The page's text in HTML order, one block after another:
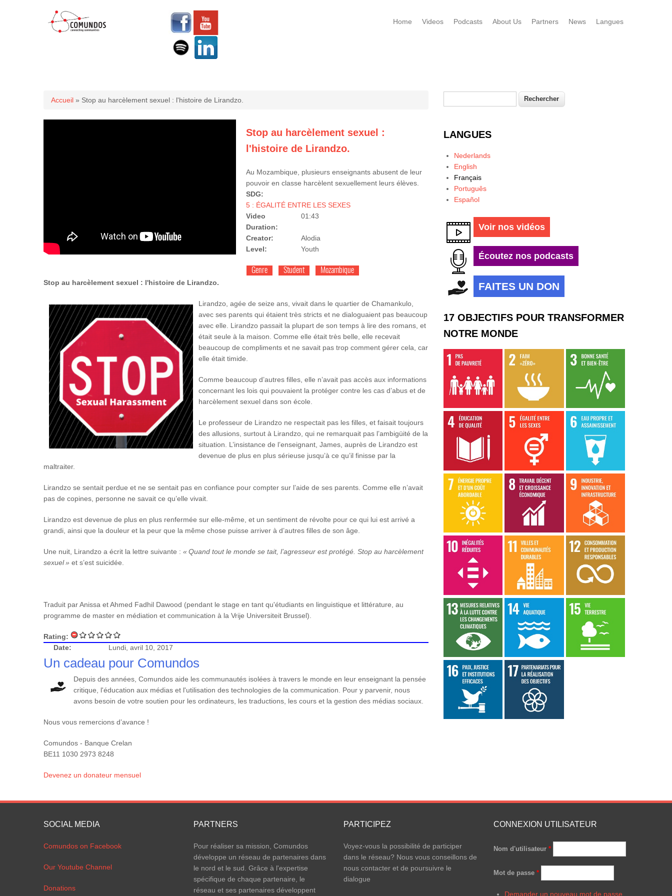
Home Videos Podcasts About Us Partners News Langues
Vous êtes ici
Accueil » Stop au harcèlement sexuel : l'histoire de Lirandzo.
Stop au harcèlement sexuel :
l'histoire de Lirandzo.
Au Mozambique, plusieurs enseignants abusent de leur
pouvoir en classe harcèlent sexuellement leurs élèves.
SDG:
5 : ÉGALITÉ ENTRE LES SEXES
Video
Duration:
01:43
Creator:
Alodia
Level:
Youth
Genre Student
Mozambique
Stop au harcèlement sexuel : l'histoire de Lirandzo.
Lirandzo, agée de seize ans, vivait dans le quartier de Chamankulo,
avec ses parents qui étaient très stricts et ne dialoguaient pas beaucoup
avec elle. Lirandzo passait la plupart de son temps à lire des romans, et
était seule à la maison. Comme elle était très belle, elle recevait
beaucoup de compliments et ne savait pas trop comment gérer cela, car
elle était timide.
Comme beaucoup d’autres filles, elle n’avait pas accès aux informations
concernant les lois qui pouvaient la protéger contre les cas d’abus et de
harcèlement sexuel dans son école.
Le professeur de Lirandzo ne respectait pas les filles, et faisait toujours
des allusions, surtout à Lirandzo, qui ne remarquait pas l’ambigüité de la
situation. L’insistance de l’enseignant, James, auprès de Lirandzo est
devenue de plus en plus sérieuse jusqu’à ce qu’il finisse par la
maltraiter.
Lirandzo se sentait perdue et ne se sentait pas en confiance pour compter sur l’aide de ses parents. Comme elle n’avait
pas de copines, personne ne savait ce qu’elle vivait.
Lirandzo est devenue de plus en plus renfermée sur elle-même, et un sentiment de révolte pour ce qui lui est arrivé a
grandi, ainsi que la douleur et la peur que la même chose puisse arriver à d’autres filles de son âge.
Une nuit, Lirandzo a écrit la lettre suivante : « Quand tout le monde se tait, l’agresseur est protégé. Stop au harcèlement
sexuel » et s’est suicidée.
Traduit par Anissa et Ahmed Fadhil Dawood (pendant le stage en tant qu'étudiants en linguistique et littérature, au
programme de master en médiation et communication à la Vrije Universiteit Brussel).
Rating:
Date:
Lundi, avril 10, 2017
Un cadeau pour Comundos
Depuis des années, Comundos aide les communautés isolées à travers le monde en leur enseignant la pensée
critique, l'éducation aux médias et l'utilisation des technologies de la communication. Pour y parvenir, nous
avons besoin de votre soutien pour les ordinateurs, les traductions, les cours et la gestion des médias sociaux.
Nous vous remercions d’avance !
Comundos - Banque Crelan
BE11 1030 2973 8248
Devenez un donateur mensuel
Formulaire de recherche
LANGUES
Nederlands
English
Français
Português
Español
Voir nos vidéos
Écoutez nos podcasts
FAITES UN DON
17 OBJECTIFS POUR TRANSFORMER
NOTRE MONDE
SOCIAL MEDIA
Comundos on Facebook
Our Youtube Channel
Donations
PARTNERS
Pour réaliser sa mission, Comundos
développe un réseau de partenaires dans
le nord et le sud. Grâce à l'expertise
spécifique de chaque partenaire, le
réseau et ses partenaires développent
PARTICIPEZ
Voyez-vous la possibilité de participer
dans le réseau? Nous vous conseillons de
nous contacter et de poursuivre le
dialogue
CONNEXION UTILISATEUR
Nom d'utilisateur *
Mot de passe *
Demander un nouveau mot de passe